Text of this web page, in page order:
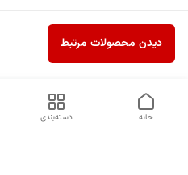
دیدن محصولات مرتبط
دسته‌بندی خانه